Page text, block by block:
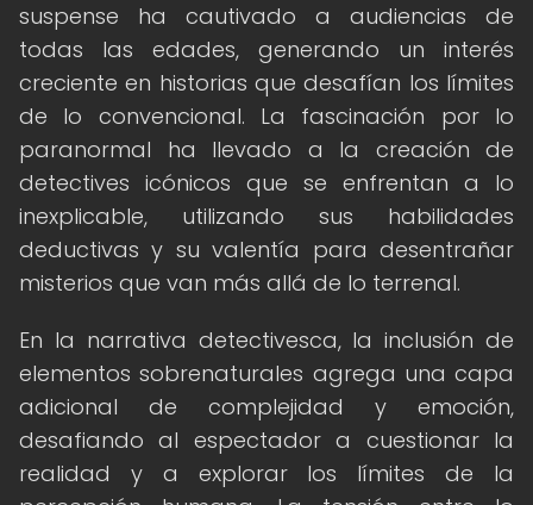
suspense ha cautivado a audiencias de
todas las edades, generando un interés
creciente en historias que desafían los límites
de lo convencional. La fascinación por lo
paranormal ha llevado a la creación de
detectives icónicos que se enfrentan a lo
inexplicable, utilizando sus habilidades
deductivas y su valentía para desentrañar
misterios que van más allá de lo terrenal.
En la narrativa detectivesca, la inclusión de
elementos sobrenaturales agrega una capa
adicional de complejidad y emoción,
desafiando al espectador a cuestionar la
realidad y a explorar los límites de la